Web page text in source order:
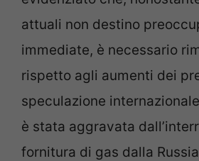
attuali non destino
immediate, è necessario
rispetto agli aumenti dei
speculazione
è stata aggravata
fornitura di gas dalla